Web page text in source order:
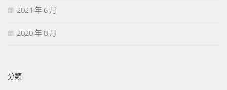
2021 年 6 月
2020 年 8 月
分類